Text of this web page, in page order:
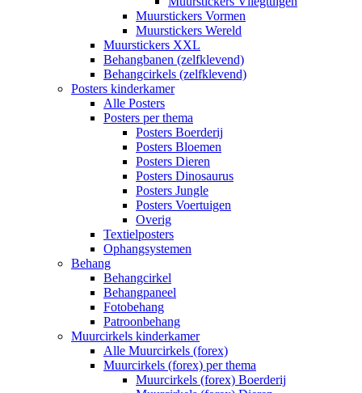
Muurstickers Vormen
Muurstickers Wereld
Muurstickers XXL
Behangbanen (zelfklevend)
Behangcirkels (zelfklevend)
Posters kinderkamer
Alle Posters
Posters per thema
Posters Boerderij
Posters Bloemen
Posters Dieren
Posters Dinosaurus
Posters Jungle
Posters Voertuigen
Overig
Textielposters
Ophangsystemen
Behang
Behangcirkel
Behangpaneel
Fotobehang
Patroonbehang
Muurcirkels kinderkamer
Alle Muurcirkels (forex)
Muurcirkels (forex) per thema
Muurcirkels (forex) Boerderij